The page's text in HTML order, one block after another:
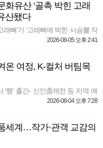
화유산 ‘골촉 박힌 고래
산됐다
뼈’가 ‘고래뼈에 박힌 사슴뿔 작
2026-08-05 오후 2:41
온 여정, K-컬처 버팀목
행’ 출간- 신인춤제전 등 지역 예
2026-08-04 오후 7:28
세계…작가·관객 교감의